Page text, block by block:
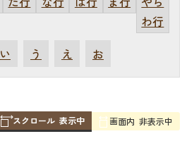
わ行
い う え お
スクロール 表示中 画面内 非表示中